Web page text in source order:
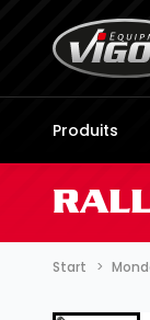
Produits
Start